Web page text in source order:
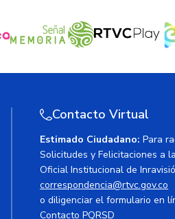
Contacto Virtual
Estimado Ciudadano: Para
Solicitudes y Felicitaciones a
Oficial Institucional de
correspondencia@rtvc.gov.co
o diligenciar el formulario en
Contacto PQRSD